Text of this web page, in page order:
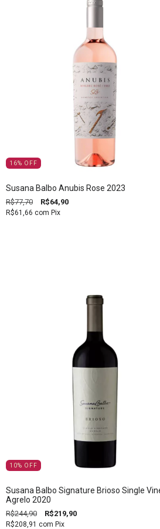
16% OFF
Susana Balbo Anubis Rose 2023
R$77,70 R$64,90
R$61,66 com Pix
10% OFF
Susana Balbo Signature Brioso Single
Agrelo 2020
R$244,90 R$219,90
R$208,91 com Pix